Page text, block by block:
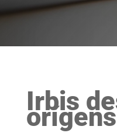
Irbis
orígens